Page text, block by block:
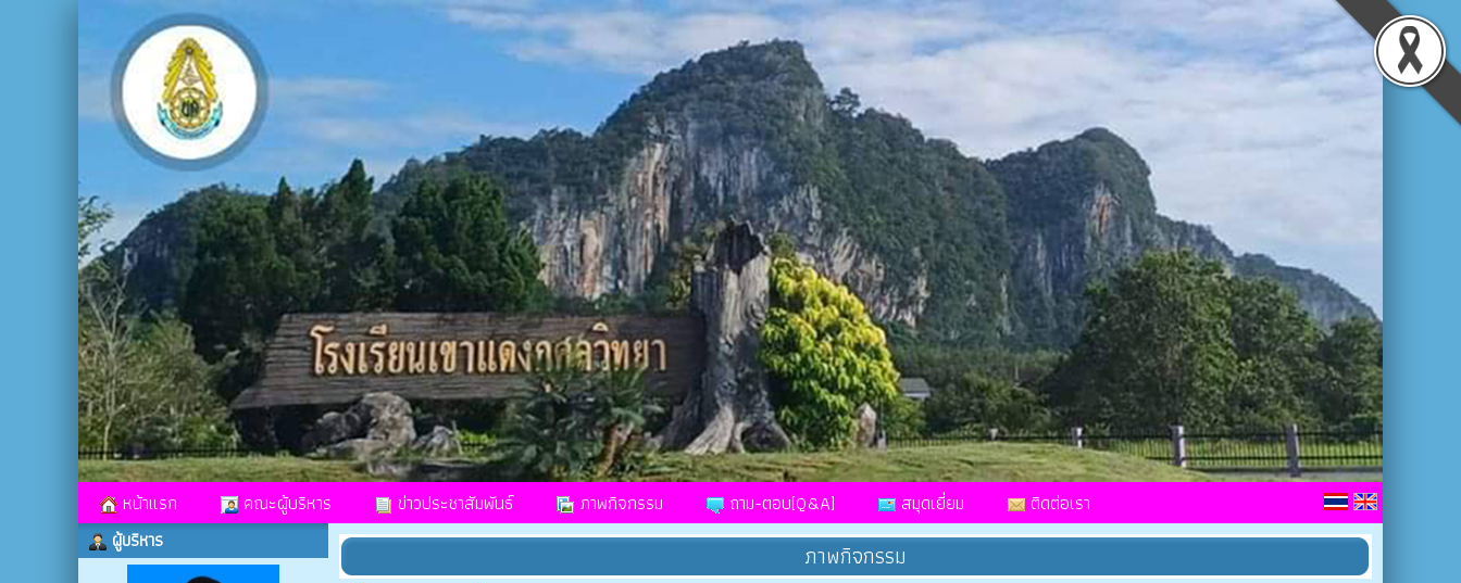
หน้าแรก คณะผู้บริหาร ข่าวประชาสัมพันธ์ ภาพกิจกรรม ถาม-ตอบ[Q&A] สมุดเยี่ยม ติดต่อเรา
ผู้บริหาร ภาพกิจกรรม